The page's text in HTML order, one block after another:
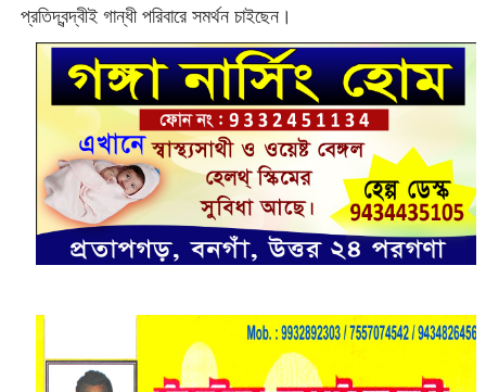
প্রতিদ্বন্দ্বীই গান্ধী পরিবারে সমর্থন চাইছেন।